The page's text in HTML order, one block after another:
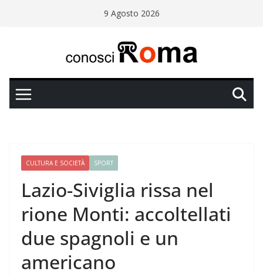
9 Agosto 2026
CULTURA E SOCIETÀ SPORT
Lazio-Siviglia rissa nel
rione Monti: accoltellati
due spagnoli e un
americano